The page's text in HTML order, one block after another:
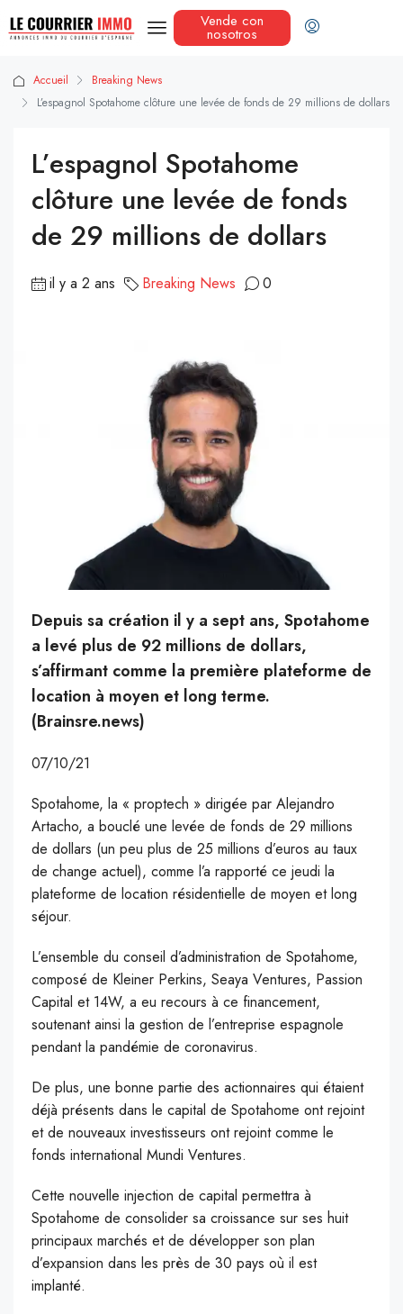
Vende con
nosotros
Accueil
Breaking News
L’espagnol Spotahome clôture une levée de fonds de 29 millions de dollars
L’espagnol Spotahome
clôture une levée de fonds
de 29 millions de dollars
il y a 2 ans Breaking News 0
Depuis sa création il y a sept ans, Spotahome
a levé plus de 92 millions de dollars,
s’affirmant comme la première plateforme de
location à moyen et long terme.
(Brainsre.news)
07/10/21
Spotahome, la « proptech » dirigée par Alejandro
Artacho, a bouclé une levée de fonds de 29 millions
de dollars (un peu plus de 25 millions d’euros au taux
de change actuel), comme l’a rapporté ce jeudi la
plateforme de location résidentielle de moyen et long
séjour.
L’ensemble du conseil d’administration de Spotahome,
composé de Kleiner Perkins, Seaya Ventures, Passion
Capital et 14W, a eu recours à ce financement,
soutenant ainsi la gestion de l’entreprise espagnole
pendant la pandémie de coronavirus.
De plus, une bonne partie des actionnaires qui étaient
déjà présents dans le capital de Spotahome ont rejoint
et de nouveaux investisseurs ont rejoint comme le
fonds international Mundi Ventures.
Cette nouvelle injection de capital permettra à
Spotahome de consolider sa croissance sur ses huit
principaux marchés et de développer son plan
d’expansion dans les près de 30 pays où il est
implanté.